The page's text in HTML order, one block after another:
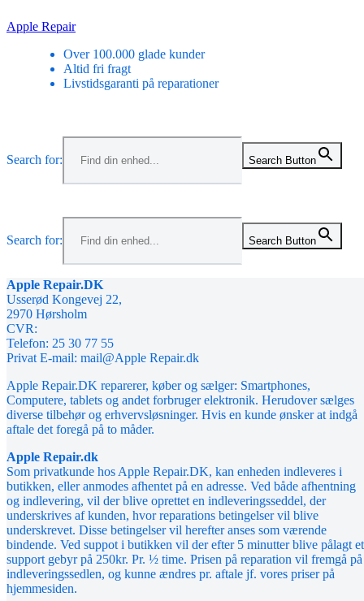
Skip
Apple Repair
Over 100.000 glade kunder
Altid fri fragt
Livstidsgaranti på reparationer
Search for: Search Button
Search for: Search Button
Apple Repair.DK
Usserød Kongevej 22,
2970 Hørsholm
CVR:
Telefon: 25 30 77 55
Privat E-mail: mail@Apple Repair.dk
Apple Repair.DK reparerer, køber og sælger: Smartphones,
Computere, tablets og andet forbruger elektronik. Herudover sælges
diverse tilbehør og erhvervsløsninger. Hvis en kunde ønsker at indgå
aftale det foregå på to måder.
Apple Repair.dk
Som privatkunde hos Apple Repair.DK, kan enheden indleveres i
butikken, eller anmodes afhentet på en adresse. Ved både afhentning
og indlevering, vil der blive oprettet en indleveringsseddel, der
underskrives af kunden, hvor reparations betingelser vil blive
underskrevet. Disse betingelser vil herefter anses som værende
bindende. Ved suppot i butikken vil der efter 5 minutter blive pålagt et
support gebyr på 250kr. Pr. ½ time. Prisen på reparation vil fremgå på
indleveringssedlen, og kunne ændres pr. aftale jf. vores priser på
hjemmesiden.